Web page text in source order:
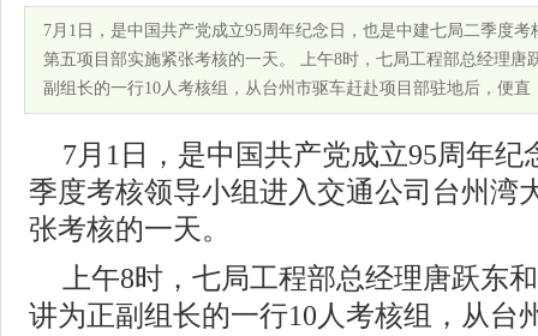
7月1日，是中国共产党成立95周年纪念日，也是中建七局二季度
第五项目部实施紧张考核的一天。 上午8时，七局工程部总经理唐
副组长的一行10人考核组，从台州市驱车赶赴项目部驻地后，便直
7月1日，是中国共产党成立95周年
季度考核领导小组进入交通公司台州湾
张考核的一天。
上午8时，七局工程部总经理唐跃东
讲为正副组长的一行10人考核组，从台